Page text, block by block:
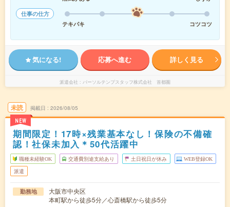
仕事の仕方
テキパキ
コツコツ
気になる! 応募へ進む 詳しく見る
派遣会社 パーソルテンプスタッフ株式会社 首都圏
未読
NEW
掲載日 2026/08/05
期間限定！17時×残業基本なし！保険の不備確
認！社保未加入＊50代活躍中
職種未経験OK 交通費別途支給あり 土日祝日が休み WEB登録OK
派遣
勤務地
大阪市中央区
本町駅から徒歩5分／心斎橋駅から徒歩5分